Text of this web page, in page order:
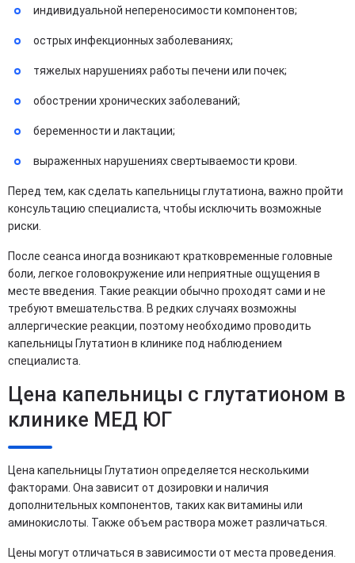
индивидуальной непереносимости компонентов;
острых инфекционных заболеваниях;
тяжелых нарушениях работы печени или почек;
обострении хронических заболеваний;
беременности и лактации;
выраженных нарушениях свертываемости крови.
Перед тем, как сделать капельницы глутатиона, важно пройти
консультацию специалиста, чтобы исключить возможные
риски.
После сеанса иногда возникают кратковременные головные
боли, легкое головокружение или неприятные ощущения в
месте введения. Такие реакции обычно проходят сами и не
требуют вмешательства. В редких случаях возможны
аллергические реакции, поэтому необходимо проводить
капельницы Глутатион в клинике под наблюдением
специалиста.
Цена капельницы с глутатионом в
клинике МЕД ЮГ
Цена капельницы Глутатион определяется несколькими
факторами. Она зависит от дозировки и наличия
дополнительных компонентов, таких как витамины или
аминокислоты. Также объем раствора может различаться.
Цены могут отличаться в зависимости от места проведения.